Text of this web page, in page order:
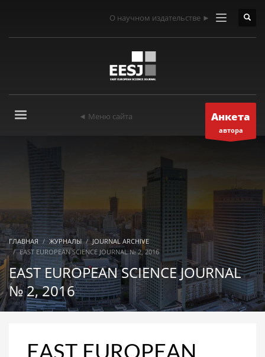
О научном издательстве ►
◄ Меню сайта Анкета
автора
ГЛАВНАЯ ЖУРНАЛЫ
JOURNAL ARCHIVE
EAST EUROPEAN SCIENCE JOURNAL № 2, 2016
EAST EUROPEAN SCIENCE JOURNAL
№ 2, 2016